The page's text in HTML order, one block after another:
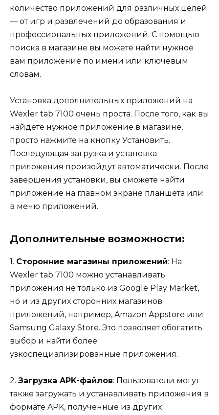
количество приложений для различных целей
— от игр и развлечений до образования и
профессиональных приложений. С помощью
поиска в магазине вы можете найти нужное
вам приложение по имени или ключевым
словам.
Установка дополнительных приложений на
Wexler tab 7100 очень проста. После того, как вы
найдете нужное приложение в магазине,
просто нажмите на кнопку Установить.
Последующая загрузка и установка
приложения произойдут автоматически. После
завершения установки, вы сможете найти
приложение на главном экране планшета или
в меню приложений.
Дополнительные возможности:
1. Сторонние магазины приложений: На
Wexler tab 7100 можно устанавливать
приложения не только из Google Play Market,
но и из других сторонних магазинов
приложений, например, Amazon Appstore или
Samsung Galaxy Store. Это позволяет обогатить
выбор и найти более
узкоспециализированные приложения.
2. Загрузка APK-файлов: Пользователи могут
также загружать и устанавливать приложения в
формате APK, полученные из других